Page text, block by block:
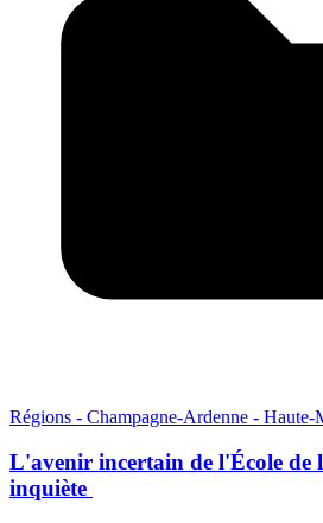
Régions - Champagne-Ardenne - Haute-
L'avenir incertain de l'École de
inquiète